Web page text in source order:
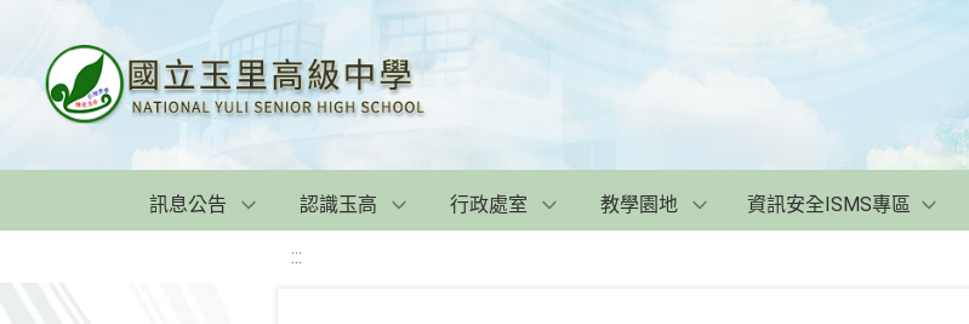
訊息公告 認識玉高 行政處室 教學園地 資訊安全ISMS專區
:::